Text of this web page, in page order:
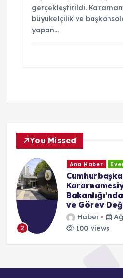
gerçekleştirildi.
büyükelçilik ve
yapan…
You Missed
2
Ana Haber
ve Görev
Haber
100 views